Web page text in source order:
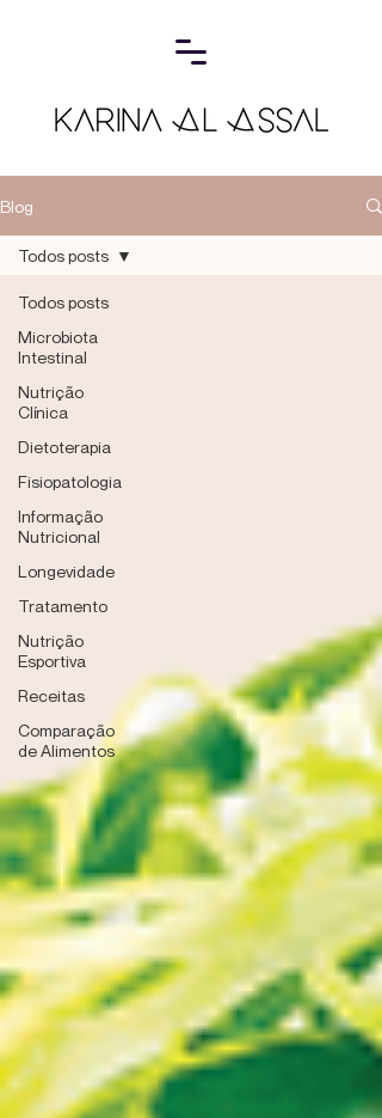
Blog
Todos posts
Microbiota
Intestinal
Nutrição
Clínica
Dietoterapia
Fisiopatologia
Informação
Nutricional
Longevidade
Tratamento
Nutrição
Esportiva
Receitas
Comparação
de Alimentos
Todos posts